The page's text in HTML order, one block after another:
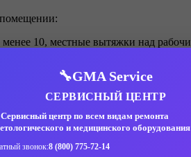
помещении:
10, местные вытяжки над
пор не более 0,2 мкм.
пластика.
сушка, хранение).
с материалами
новые растворы на
GMA Service
СЕРВИСНЫЙ ЦЕНТР
Сервисный центр по всем видам ремонта
и медицинского оборудования
звонок:8 (800) 775-72-14